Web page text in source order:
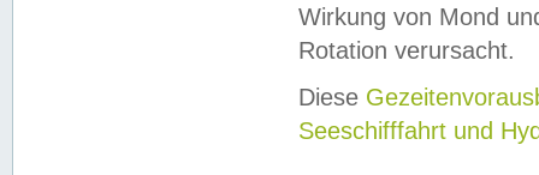
Wirkung von Mond
Rotation verursacht.
Diese
Seeschifffahrt und